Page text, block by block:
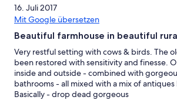
16. Juli 2017
Mit Google übersetzen
Beautiful farmhouse in beautiful
Very restful setting with cows & birds. The
been restored with sensitivity and finesse.
inside and outside - combined with
bathrooms - all mixed with a mix of antiques
Basically - drop dead gorgeous